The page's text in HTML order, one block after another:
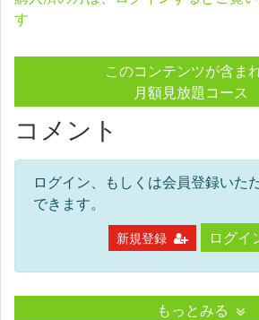
す
このコンテンツが含ま
月額見放題コース
コメント
ログイン、もしくは会員登録いた
できます。
新規登録 ログイ
もっとみる